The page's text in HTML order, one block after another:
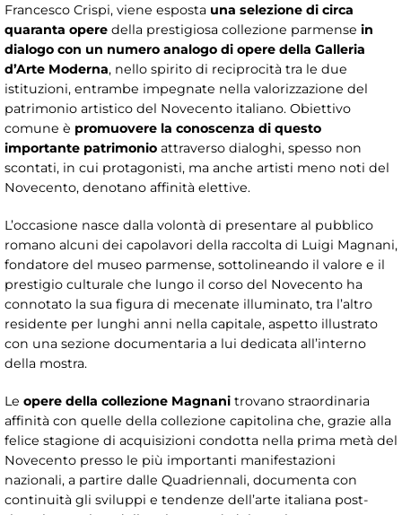
Francesco Crispi, viene esposta una selezione di circa
quaranta opere della prestigiosa collezione parmense in
dialogo con un numero analogo di opere della Galleria
d’Arte Moderna, nello spirito di reciprocità tra le due
istituzioni, entrambe impegnate nella valorizzazione del
patrimonio artistico del Novecento italiano. Obiettivo
comune è promuovere la conoscenza di questo
importante patrimonio attraverso dialoghi, spesso non
scontati, in cui protagonisti, ma anche artisti meno noti del
Novecento, denotano affinità elettive.
L’occasione nasce dalla volontà di presentare al pubblico
romano alcuni dei capolavori della raccolta di Luigi Magnani,
fondatore del museo parmense, sottolineando il valore e il
prestigio culturale che lungo il corso del Novecento ha
connotato la sua figura di mecenate illuminato, tra l’altro
residente per lunghi anni nella capitale, aspetto illustrato
con una sezione documentaria a lui dedicata all’interno
della mostra.
Le opere della collezione Magnani trovano straordinaria
affinità con quelle della collezione capitolina che, grazie alla
felice stagione di acquisizioni condotta nella prima metà del
Novecento presso le più importanti manifestazioni
nazionali, a partire dalle Quadriennali, documenta con
continuità gli sviluppi e tendenze dell’arte italiana post-